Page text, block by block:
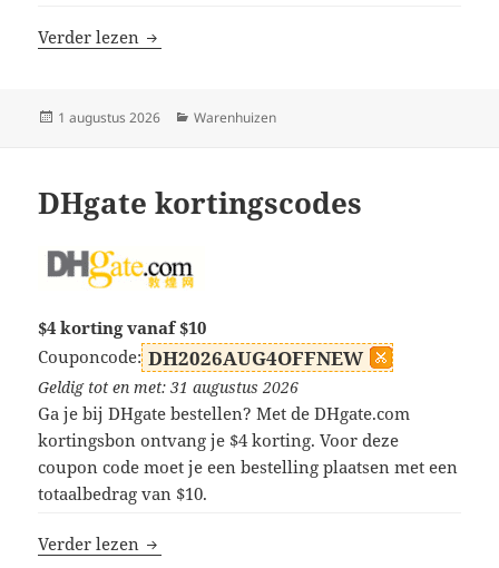
Verder lezen AliExpress kortingscodes
Geplaatst
1 augustus 2026 Categorieën
Warenhuizen
DHgate kortingscodes
$4 korting vanaf $10
Couponcode: DH2026AUG4OFFNEW
Geldig tot en met: 31 augustus 2026
Ga je bij DHgate bestellen? Met de DHgate.com
kortingsbon ontvang je $4 korting. Voor deze
coupon code moet je een bestelling plaatsen met een
totaalbedrag van $10.
Verder lezen DHgate kortingscodes